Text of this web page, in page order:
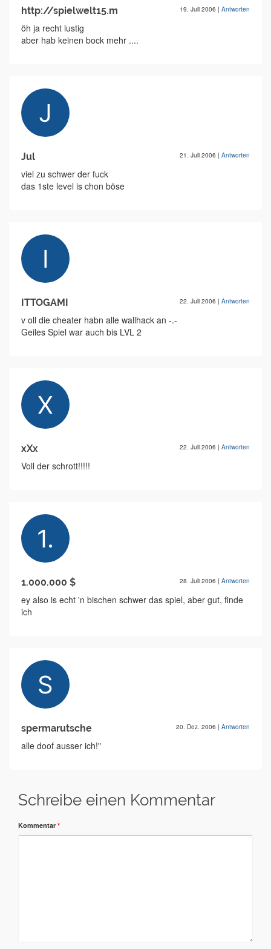
http://spielwelt15.m 19. Juli 2006 | Antworten
öh ja recht lustig
aber hab keinen bock mehr ....
Jul 21. Juli 2006 | Antworten
viel zu schwer der fuck
das 1ste level is chon böse
ITTOGAMI 22. Juli 2006 | Antworten
v oll die cheater habn alle wallhack an -.-
Geiles Spiel war auch bis LVL 2
xXx 22. Juli 2006 | Antworten
Voll der schrott!!!!!
1.000.000 $ 28. Juli 2006 | Antworten
ey also is echt 'n bischen schwer das spiel, aber gut, finde
ich
spermarutsche 20. Dez. 2006 | Antworten
alle doof ausser ich!"
Schreibe einen Kommentar
Kommentar *